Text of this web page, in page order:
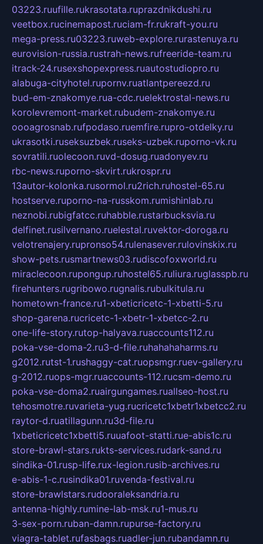
03223.ruufille.rukrasotata.ruprazdnikdushi.ru
veetbox.rucinemapost.ruciam-fr.rukraft-you.ru
mega-press.ru03223.ruweb-explore.rurastenuya.ru
eurovision-russia.rustrah-news.rufreeride-team.ru
itrack-24.rusexshopexpress.ruautostudiopro.ru
alabuga-cityhotel.rupornv.ruatlantpereezd.ru
bud-em-znakomye.rua-cdc.ruelektrostal-news.ru
korolevremont-market.rubudem-znakomye.ru
oooagrosnab.rufpodaso.ruemfire.rupro-otdelky.ru
ukrasotki.ruseksuzbek.ruseks-uzbek.ruporno-vk.ru
sovratili.ruolecoon.ruvd-dosug.ruadonyev.ru
rbc-news.ruporno-skvirt.rukrospr.ru
13autor-kolonka.rusormol.ru2rich.ruhostel-65.ru
hostserve.ruporno-na-russkom.rumishinlab.ru
neznobi.rubigfatcc.ruhabble.rustarbucksvia.ru
delfinet.rusilvernano.ruelestal.ruvektor-doroga.ru
velotrenajery.rupronso54.rulenasever.rulovinskix.ru
show-pets.rusmartnews03.rudiscofoxworld.ru
miraclecoon.rupongup.ruhostel65.ruliura.ruglasspb.ru
firehunters.rugribowo.rugnalis.rubulkitula.ru
hometown-france.ru1-xbeticricetc-1-xbetti-5.ru
shop-garena.rucricetc-1-xbetr-1-xbetcc-2.ru
one-life-story.rutop-halyava.ruaccounts112.ru
poka-vse-doma-2.ru3-d-file.ruhahahaharms.ru
g2012.rutst-1.rushaggy-cat.ruopsmgr.ruev-gallery.ru
g-2012.ruops-mgr.ruaccounts-112.rucsm-demo.ru
poka-vse-doma2.ruairgungames.ruallseo-host.ru
tehosmotre.ruvarieta-yug.rucricetc1xbetr1xbetcc2.ru
raytor-d.ruatillagunn.ru3d-file.ru
1xbeticricetc1xbetti5.ruuafoot-statti.rue-abis1c.ru
store-brawl-stars.rukts-services.rudark-sand.ru
sindika-01.rusp-life.rux-legion.rusib-archives.ru
e-abis-1-c.rusindika01.ruvenda-festival.ru
store-brawlstars.rudooraleksandria.ru
antenna-highly.rumine-lab-msk.ru1-mus.ru
3-sex-porn.ruban-damn.rupurse-factory.ru
viagra-tablet.rufasbags.ruadler-jun.rubandamn.ru